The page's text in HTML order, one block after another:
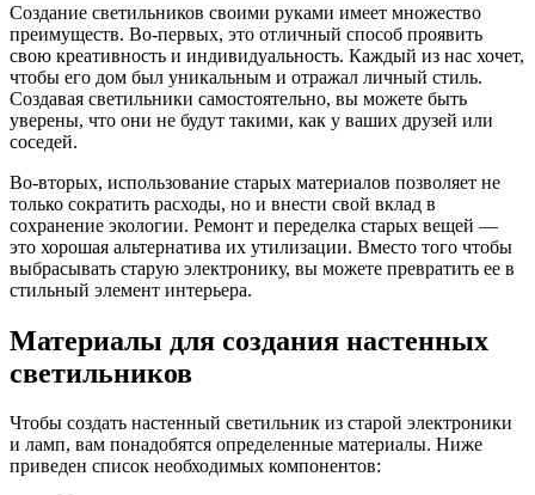
Создание светильников своими руками имеет множество
преимуществ. Во-первых, это отличный способ проявить
свою креативность и индивидуальность. Каждый из нас хочет,
чтобы его дом был уникальным и отражал личный стиль.
Создавая светильники самостоятельно, вы можете быть
уверены, что они не будут такими, как у ваших друзей или
соседей.
Во-вторых, использование старых материалов позволяет не
только сократить расходы, но и внести свой вклад в
сохранение экологии. Ремонт и переделка старых вещей —
это хорошая альтернатива их утилизации. Вместо того чтобы
выбрасывать старую электронику, вы можете превратить ее в
стильный элемент интерьера.
Материалы для создания настенных
светильников
Чтобы создать настенный светильник из старой электроники
и ламп, вам понадобятся определенные материалы. Ниже
приведен список необходимых компонентов: